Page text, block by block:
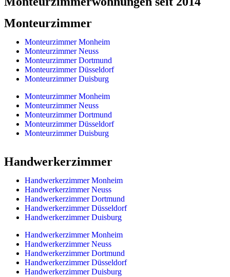
Monteurzimmer
Monteurzimmer Monheim
Monteurzimmer Neuss
Monteurzimmer Dortmund
Monteurzimmer Düsseldorf
Monteurzimmer Duisburg
Monteurzimmer Monheim
Monteurzimmer Neuss
Monteurzimmer Dortmund
Monteurzimmer Düsseldorf
Monteurzimmer Duisburg
Handwerkerzimmer
Handwerkerzimmer Monheim
Handwerkerzimmer Neuss
Handwerkerzimmer Dortmund
Handwerkerzimmer Düsseldorf
Handwerkerzimmer Duisburg
Handwerkerzimmer Monheim
Handwerkerzimmer Neuss
Handwerkerzimmer Dortmund
Handwerkerzimmer Düsseldorf
Handwerkerzimmer Duisburg